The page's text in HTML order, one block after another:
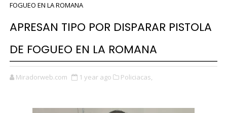
FOGUEO EN LA ROMANA
APRESAN TIPO POR DISPARAR PISTOLA
DE FOGUEO EN LA ROMANA
Miradorweb.com 1 year ago Policiacas,